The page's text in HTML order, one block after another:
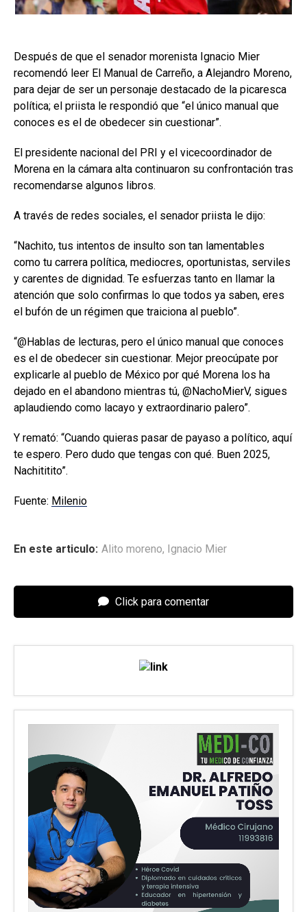
Después de que el senador morenista Ignacio Mier
recomendó leer El Manual de Carreño, a Alejandro Moreno,
para dejar de ser un personaje destacado de la picaresca
política; el priista le respondió que “el único manual que
conoces es el de obedecer sin cuestionar”.
El presidente nacional del PRI y el vicecoordinador de
Morena en la cámara alta continuaron su confrontación tras
recomendarse algunos libros.
A través de redes sociales, el senador priista le dijo:
“Nachito, tus intentos de insulto son tan lamentables
como tu carrera política, mediocres, oportunistas, serviles
y carentes de dignidad. Te esfuerzas tanto en llamar la
atención que solo confirmas lo que todos ya saben, eres
el bufón de un régimen que traiciona al pueblo”.
“@Hablas de lecturas, pero el único manual que conoces
es el de obedecer sin cuestionar. Mejor preocúpate por
explicarle al pueblo de México por qué Morena los ha
dejado en el abandono mientras tú, @NachoMierV, sigues
aplaudiendo como lacayo y extraordinario palero”.
Y remató: “Cuando quieras pasar de payaso a político, aquí
te espero. Pero dudo que tengas con qué. Buen 2025,
Nachititito”.
Fuente: Milenio
En este articulo: Alito moreno, Ignacio Mier
Click para comentar